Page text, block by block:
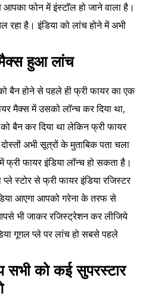
आपका फोन में इंस्टॉल हो जाने वाला है।
रहा है। इंडिया को लांच होने में अभी
हुआ लांच
बैन होने से पहले ही फ्री फायर का एक
मैक्स में उसको लॉन्च कर दिया था,
बैन कर दिया था लेकिन फ्री फायर
अभी सूत्रों के मुताबिक पता चला
फायर इंडिया लॉन्च हो सकता है।
स्टोर से फ्री फायर इंडिया रजिस्टर
आएगा आपको गरेना के तरफ से
भी जाकर रजिस्ट्रेशन कर लीजिये
गूगल प्ले पर लांच हो सबसे पहले
को कई सुपरस्टार